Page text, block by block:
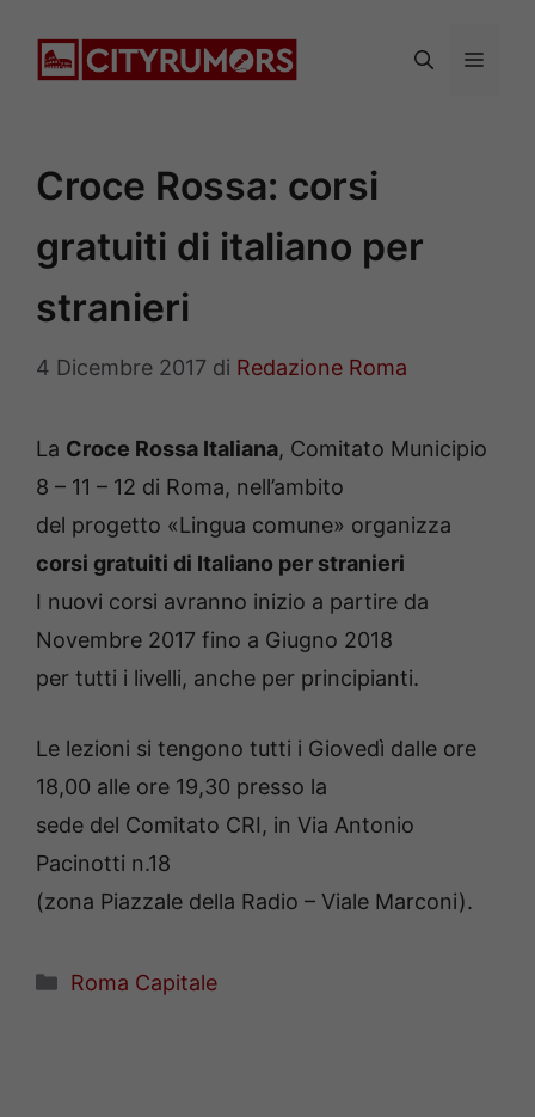
Menu
Croce Rossa: corsi
gratuiti di italiano per
stranieri
4 Dicembre 2017 di Redazione Roma
La Croce Rossa Italiana, Comitato Municipio
8 – 11 – 12 di Roma, nell’ambito
del progetto «Lingua comune» organizza
corsi gratuiti di Italiano per stranieri
I nuovi corsi avranno inizio a partire da
Novembre 2017 fino a Giugno 2018
per tutti i livelli, anche per principianti.
Le lezioni si tengono tutti i Giovedì dalle ore
18,00 alle ore 19,30 presso la
sede del Comitato CRI, in Via Antonio
Pacinotti n.18
(zona Piazzale della Radio – Viale Marconi).
Categorie
Roma Capitale